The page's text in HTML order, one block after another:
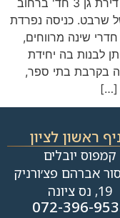
למכירה בבלעדיות בשכונת גני איילון לוד, דירת גן 3 חד' ברחוב
שרבט. כניסה נפרדת
שינה מרווחים,
לבנות בה יחידת
בקרבת בתי ספר,
[…]
ראשון לציון
קמפוס יובלים
אברהם פצ׳ורניק
19, נס ציונה
072-396-